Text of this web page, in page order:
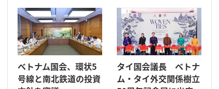
ベトナム国会、環状5
号線と南北鉄道の投資
タイ国会議長 ベトナ
ム・タイ外交関係樹立